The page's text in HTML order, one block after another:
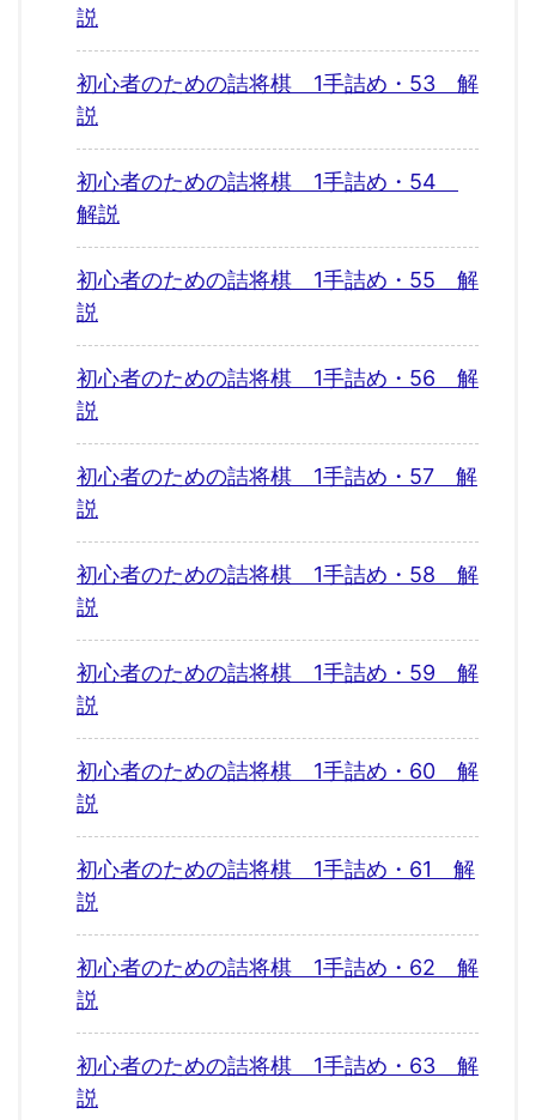
説
初心者のための詰将棋 1手詰め・53 解
説
初心者のための詰将棋 1手詰め・54
解説
初心者のための詰将棋 1手詰め・55 解
説
初心者のための詰将棋 1手詰め・56 解
説
初心者のための詰将棋 1手詰め・57 解
説
初心者のための詰将棋 1手詰め・58 解
説
初心者のための詰将棋 1手詰め・59 解
説
初心者のための詰将棋 1手詰め・60 解
説
初心者のための詰将棋 1手詰め・61 解
説
初心者のための詰将棋 1手詰め・62 解
説
初心者のための詰将棋 1手詰め・63 解
説